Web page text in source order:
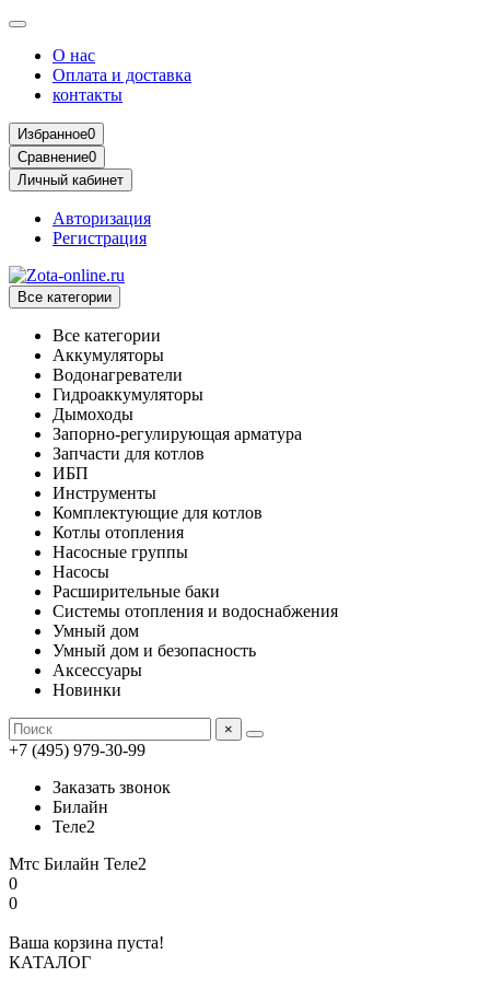
О нас
Оплата и доставка
контакты
Избранное0
Сравнение0
Личный кабинет
Авторизация
Регистрация
Все категории
Все категории
Аккумуляторы
Водонагреватели
Гидроаккумуляторы
Дымоходы
Запорно-регулирующая арматура
Запчасти для котлов
ИБП
Инструменты
Комплектующие для котлов
Котлы отопления
Насосные группы
Насосы
Расширительные баки
Системы отопления и водоснабжения
Умный дом
Умный дом и безопасность
Аксессуары
Новинки
×
+7 (495) 979-30-99
Заказать звонок
Билайн
Теле2
Мтс Билайн Теле2
0
0
Ваша корзина пуста!
КАТАЛОГ